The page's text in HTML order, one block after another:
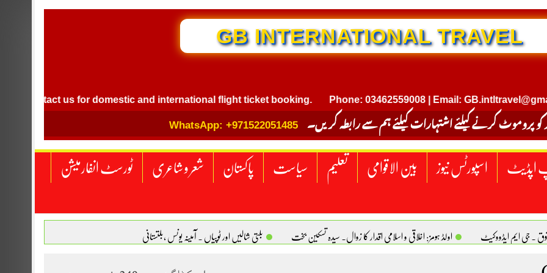
GB INTERNATIONAL TRAVEL
Contact us for domestic and international flight ticket booking. Phone: 03462559008 | Email:
کو پروموٹ کرنے کیلئے اشتہارات کیلئے ہم سے رابطہ کریں۔ WhatsApp: +971522051485
اپڈیٹ اسپورٹس نیوز بین الاقوامی تعلیم سیاست پاکستان شعر و شاعری ٹورسٹ انفارمیشن
. جی ایم ایڈووکیٹ اولڈ ہومز: اخلاقی و اسلامی اقدار کا زوال. سیدہ تسکین بخت بلتی شالیں اور ٹوپیاں . آمینہ یونس ،بلتستانی